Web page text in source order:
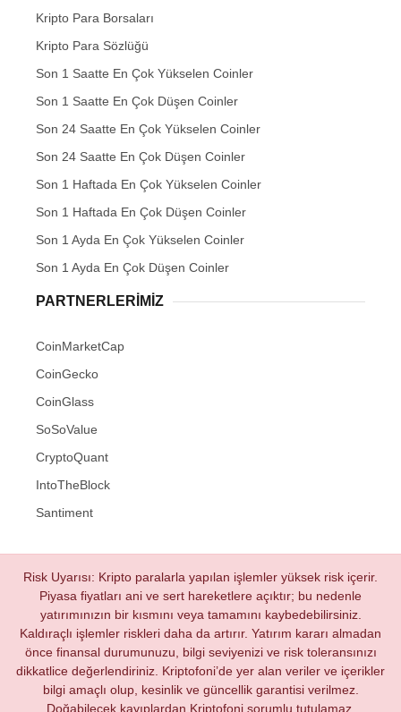
Kripto Para Borsaları
Kripto Para Sözlüğü
Son 1 Saatte En Çok Yükselen Coinler
Son 1 Saatte En Çok Düşen Coinler
Son 24 Saatte En Çok Yükselen Coinler
Son 24 Saatte En Çok Düşen Coinler
Son 1 Haftada En Çok Yükselen Coinler
Son 1 Haftada En Çok Düşen Coinler
Son 1 Ayda En Çok Yükselen Coinler
Son 1 Ayda En Çok Düşen Coinler
PARTNERLERIMIZ
CoinMarketCap
CoinGecko
CoinGlass
SoSoValue
CryptoQuant
IntoTheBlock
Santiment
Risk Uyarısı: Kripto paralarla yapılan işlemler yüksek risk içerir.
Piyasa fiyatları ani ve sert hareketlere açıktır; bu nedenle
yatırımınızın bir kısmını veya tamamını kaybedebilirsiniz.
Kaldıraçlı işlemler riskleri daha da artırır. Yatırım kararı almadan
önce finansal durumunuzu, bilgi seviyenizi ve risk toleransınızı
dikkatlice değerlendiriniz. Kriptofoni’de yer alan veriler ve içerikler
bilgi amaçlı olup, kesinlik ve güncellik garantisi verilmez.
Doğabilecek kayıplardan Kriptofoni sorumlu tutulamaz.